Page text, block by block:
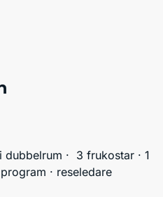
·  3 frukostar · 1
· reseledare